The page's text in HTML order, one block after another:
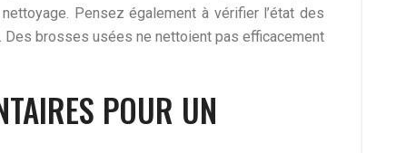
Pensez également à vérifier l’état des
brosses usées ne nettoient pas efficacement
POUR UN